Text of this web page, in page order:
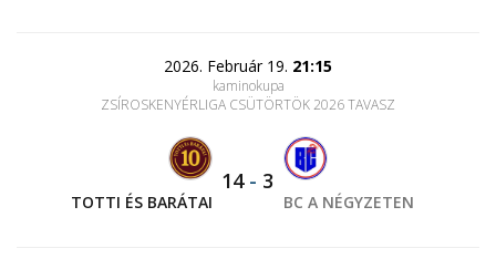
2026. Február 19. 21:15
kaminokupa
ZSÍROSKENYÉRLIGA CSÜTÖRTÖK 2026 TAVASZ
TOTTI ÉS BARÁTAI
14- 3
BC A NÉGYZETEN